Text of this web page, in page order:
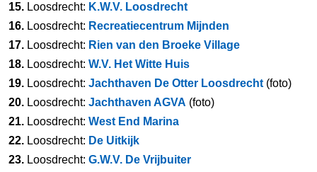
15. Loosdrecht: K.W.V. Loosdrecht
16. Loosdrecht: Recreatiecentrum Mijnden
17. Loosdrecht: Rien van den Broeke Village
18. Loosdrecht: W.V. Het Witte Huis
19. Loosdrecht: Jachthaven De Otter Loosdrecht (foto)
20. Loosdrecht: Jachthaven AGVA (foto)
21. Loosdrecht: West End Marina
22. Loosdrecht: De Uitkijk
23. Loosdrecht: G.W.V. De Vrijbuiter